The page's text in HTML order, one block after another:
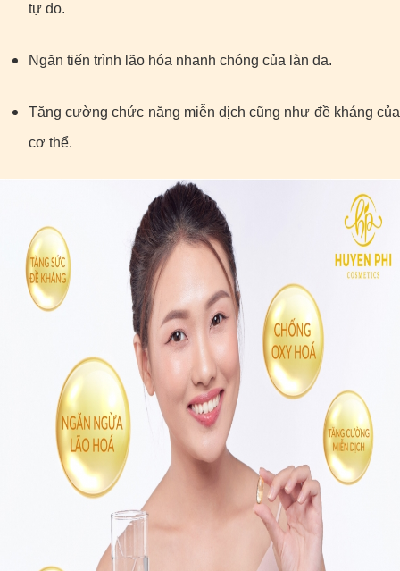
tự do.
Ngăn tiến trình lão hóa nhanh chóng của làn da.
Tăng cường chức năng miễn dịch cũng như đề kháng của
cơ thể.